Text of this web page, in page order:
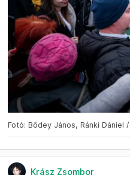
Fotó: Bődey János, Ránki Dániel
Krász Zsombor